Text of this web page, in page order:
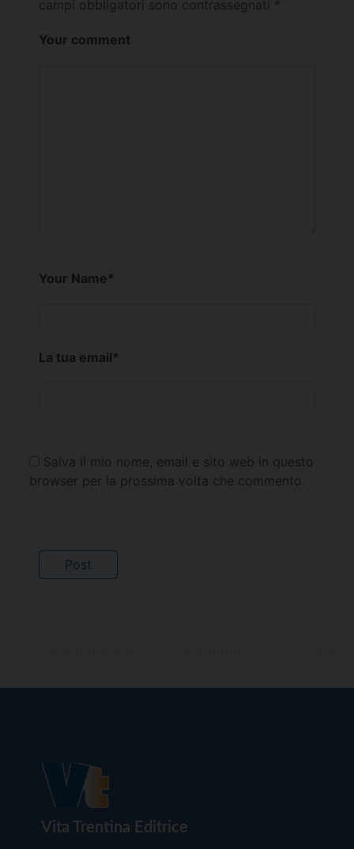
campi obbligatori sono contrassegnati *
Your comment
Your Name*
La tua email*
Salva il mio nome, email e sito web in questo
browser per la prossima volta che commento.
Vita Trentina Editrice